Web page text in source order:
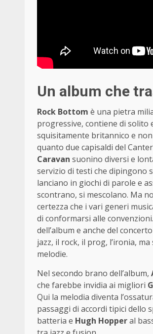
Un album che
Rock Bottom è una pietra
progressive, contiene di solito
squisitamente britannico e
quanto due capisaldi del
Caravan suonino diversi e
servizio di testi che dipingono
lanciano in giochi di parole e
scontrano, si mescolano. Ma
certezza che i vari generi
di conformarsi alle
dell’album e anche del
jazz, il rock, il prog, l’ironia,
melodie.
Nel secondo brano dell’album,
che farebbe invidia ai migliori
Qui la melodia diventa
passaggi di accordi tipici dello
batteria e Hugh Hopperal